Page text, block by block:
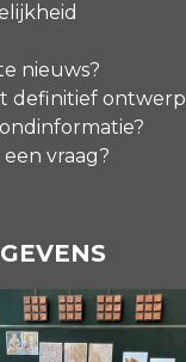
nieuws?
definitief ontwerp
vraag?